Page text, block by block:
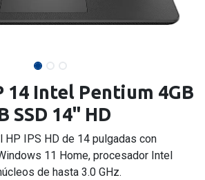
14 Intel Pentium 4GB
SSD 14" HD
HP IPS HD de 14 pulgadas con
11 Home, procesador Intel
de hasta 3.0 GHz.